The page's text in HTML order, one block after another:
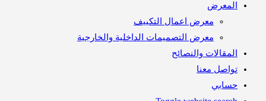
معرض اعمال التكييف
معرض التصميمات الداخلية والخارجية
والنصائح
معنا